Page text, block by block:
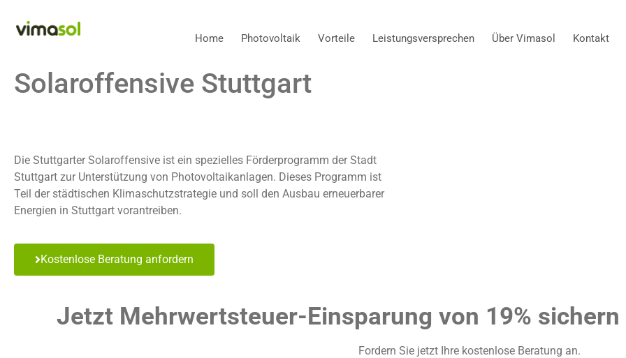
Home Photovoltaik Vorteile Leistungsversprechen Über Vimasol Kontakt
Solaroffensive Stuttgart
Die Stuttgarter Solaroffensive ist ein spezielles Förderprogramm der Stadt
Stuttgart zur Unterstützung von Photovoltaikanlagen. Dieses Programm ist
Teil der städtischen Klimaschutzstrategie und soll den Ausbau erneuerbarer
Energien in Stuttgart vorantreiben.
Kostenlose Beratung anfordern
Jetzt Mehrwertsteuer-Einsparung von 19%
Fordern Sie jetzt Ihre kostenlose Beratung an.